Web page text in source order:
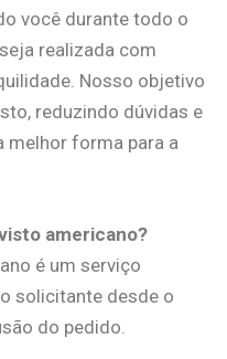
você durante todo o
realizada com
Nosso objetivo
reduzindo dúvidas e
melhor forma para a
americano?
é um serviço
solicitante desde o
do pedido.